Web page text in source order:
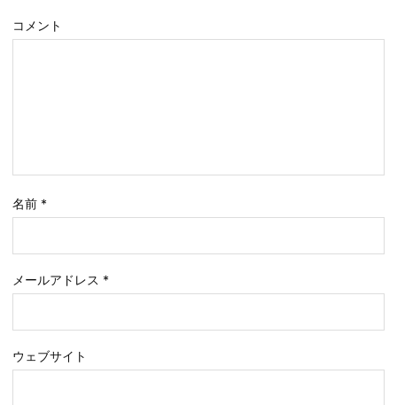
コメント
名前 *
メールアドレス *
ウェブサイト